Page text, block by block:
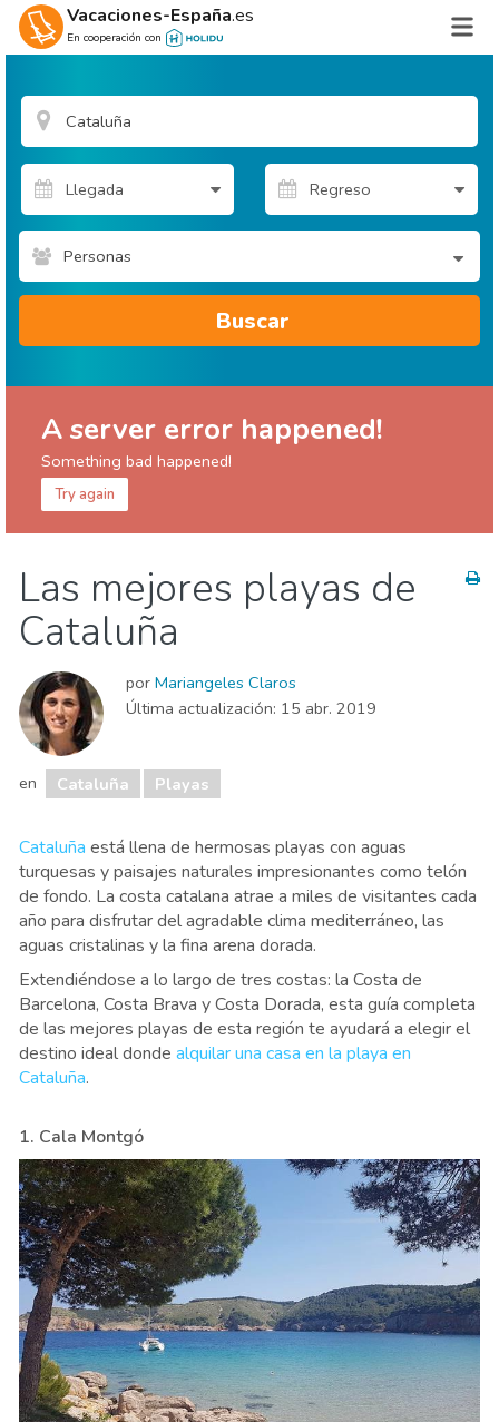
Vacaciones-España.es
En cooperación con
Personas
Buscar
A server error happened!
Something bad happened!
Try again
Agenda de eventos
Comida & Restaurantes
Deporte & aventura
Naturaleza & aire libre
Playas
Las mejores playas de
Cataluña
por Mariangeles Claros
Última actualización: 15 abr. 2019
en Cataluña Playas
Cataluña está llena de hermosas playas con aguas
turquesas y paisajes naturales impresionantes como telón
de fondo. La costa catalana atrae a miles de visitantes cada
año para disfrutar del agradable clima mediterráneo, las
aguas cristalinas y la fina arena dorada.
Extendiéndose a lo largo de tres costas: la Costa de
Barcelona, Costa Brava y Costa Dorada, esta guía completa
de las mejores playas de esta región te ayudará a elegir el
destino ideal donde alquilar una casa en la playa en
Cataluña.
1. Cala Montgó